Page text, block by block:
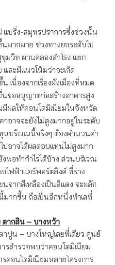
แบริ่ง-สมุทรปราการซึ่งช่วงนั้น
นมากมาย ช่วงทางยกระดับไป
มวิท ผ่านคลองสำโรง แยก
และมีแนวโน้มว่าจะเกิด
เนื่องจากเรื่องผังเมืองที่หมด
นขออนุญาตก่อสร้างอาคารสูง
มีผลให้คอนโดมิเนียมในจังหวัด
อาจจะยังไม่สูงมากอยู่ในระดับ
นบริเวณนี้จริงๆ ต้องคำนวนค่า
ปอาจได้ผลตอบแทนไม่สูงมาก
พอทำกำไรได้บ้าง ส่วนบริเวณ
ไฟฟ้าแอร์พอร์ตลิงค์ ที่ร่าง
จากสีเหลืองเป็นสีแดง จะผลัก
ากขึ้น ถือเป็นอีกหนึ่งทำเลที่
ตากสิน – บางหว้า
าปูน – บางใหญ่เลยที่เดียว ศูนย์
รสำรวจพบว่าคอนโดมิเนียม
คอนโดมิเนียมหลายโครงการ